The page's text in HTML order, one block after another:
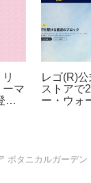
ーマ
レゴ(R)
ストアで
ー・ウォ
タニカルガーデン